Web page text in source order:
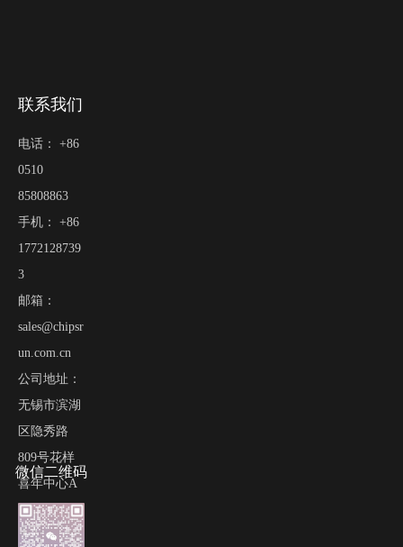
联系我们
电话： +86
0510
85808863
手机： +86
1772128739
3
邮箱：
sales@chipsr
un.com.cn
公司地址：
无锡市滨湖
区隐秀路
809号花样
喜年中心A
栋618-620
室
微信二维码